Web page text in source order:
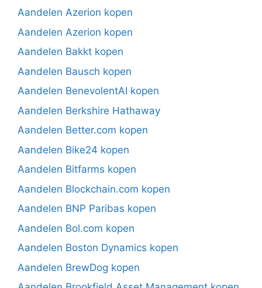
Aandelen Azerion kopen
Aandelen Azerion kopen
Aandelen Bakkt kopen
Aandelen Bausch kopen
Aandelen BenevolentAI kopen
Aandelen Berkshire Hathaway
Aandelen Better.com kopen
Aandelen Bike24 kopen
Aandelen Bitfarms kopen
Aandelen Blockchain.com kopen
Aandelen BNP Paribas kopen
Aandelen Bol.com kopen
Aandelen Boston Dynamics kopen
Aandelen BrewDog kopen